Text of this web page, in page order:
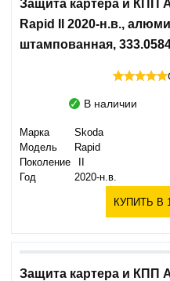
Защита картера и КПП
Rapid II 2020-н.в.,
штампованная,
В наличии
Марка
Skoda
Модель
Rapid
Поколение
Год
2020-н.в.
КУПИТЬ В
Защита картера и КПП